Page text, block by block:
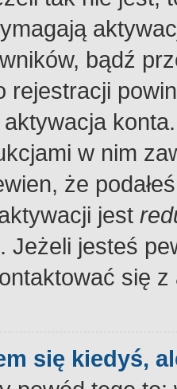
bądź
rejestracji
w nim
że
jest
Jeżeli jesteś
się
się kiedyś,